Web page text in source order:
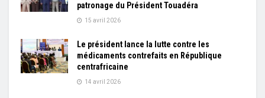
patronage du Président Touadéra
15 avril 2026
Le président lance la lutte contre les
médicaments contrefaits en République
centrafricaine
14 avril 2026